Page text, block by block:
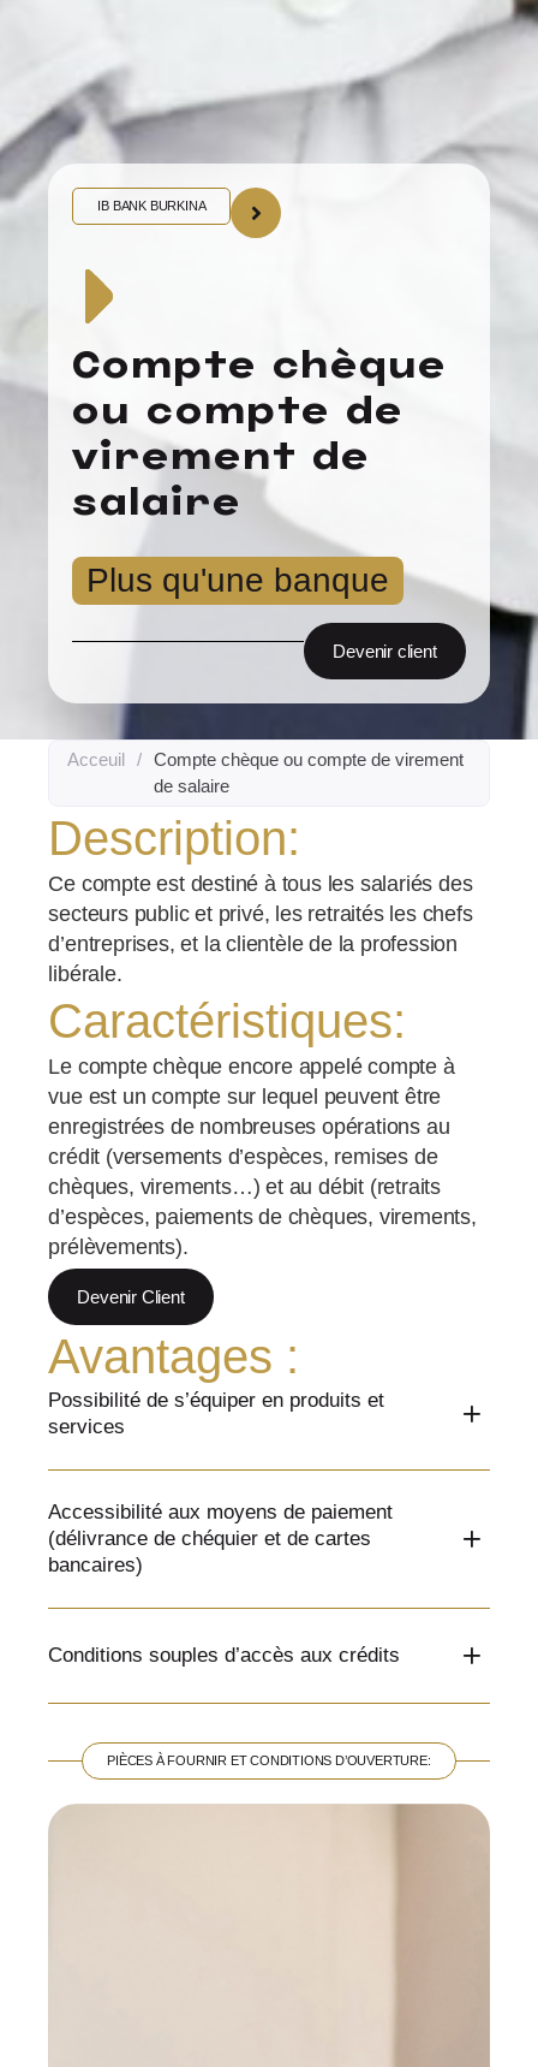
IB BANK BURKINA
Compte chèque
ou compte de
virement de
salaire
Plus qu'une banque
Devenir client
Acceuil /
Compte chèque ou compte de virement
de salaire
Description:
Ce compte est destiné à tous les salariés des
secteurs public et privé, les retraités les chefs
d’entreprises, et la clientèle de la profession
libérale.
Caractéristiques:
Le compte chèque encore appelé compte à
vue est un compte sur lequel peuvent être
enregistrées de nombreuses opérations au
crédit (versements d’espèces, remises de
chèques, virements…) et au débit (retraits
d’espèces, paiements de chèques, virements,
prélèvements).
Devenir Client
Avantages :
Possibilité de s’équiper en produits et
services
Accessibilité aux moyens de paiement
(délivrance de chéquier et de cartes
bancaires)
Conditions souples d’accès aux crédits
PIÈCES À FOURNIR ET CONDITIONS D’OUVERTURE: